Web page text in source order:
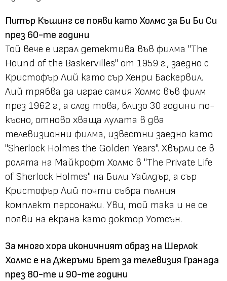
Питър Къшинг се появи като Холмс за Би Би Си
през 60-те години
Той вече е играл детектива във филма "The
Hound of the Baskervilles" от 1959 г., заедно с
Кристофър Лий като сър Хенри Баскервил.
Лий трябва да играе самия Холмс във филм
през 1962 г., а след това, близо 30 години по-
късно, отново хваща лулата в два
телевизионни филма, известни заедно като
"Sherlock Holmes the Golden Years". Хвърли се в
ролята на Майкрофт Холмс в "The Private Life
of Sherlock Holmes" на Били Уайлдър, а сър
Кристофър Лий почти събра пълния
комплект персонажи. Уви, той така и не се
появи на екрана като доктор Уотсън.
За много хора иконичният образ на Шерлок
Холмс е на Джеръми Брет за телевизия Гранада
през 80-те и 90-те години